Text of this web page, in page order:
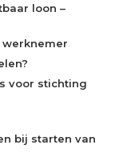
loon –
voor stichting
bij starten van